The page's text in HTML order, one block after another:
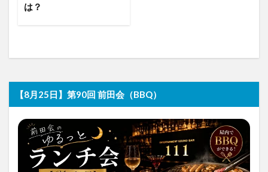
は？
【8月25日】第90回 前田会（BBQ）